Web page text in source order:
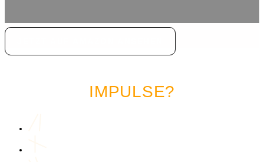
IMPULSE?